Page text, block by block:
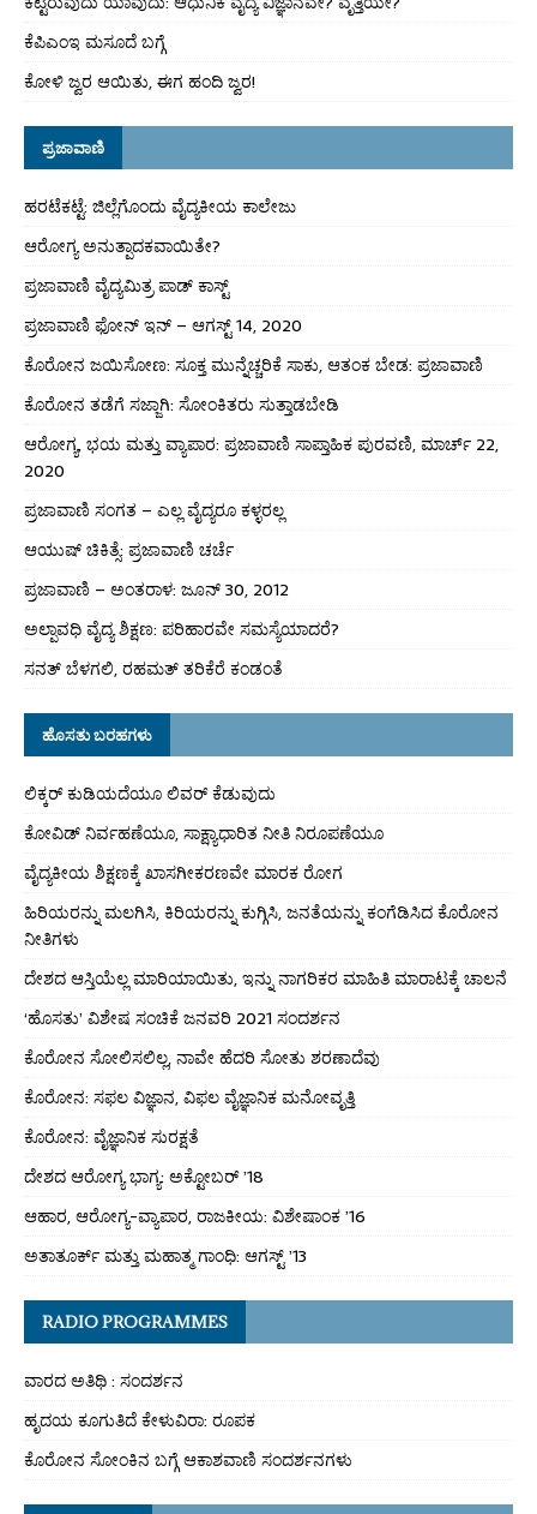
ಕೆಪಿಎಂಇ ಮಸೂದೆ ಬಗ್ಗೆ
ಕೋಳಿ ಜ್ವರ ಆಯಿತು, ಈಗ ಹಂದಿ ಜ್ವರ!
ಪ್ರಜಾವಾಣಿ
ಹರಟೆಕಟ್ಟೆ: ಜಿಲ್ಲೆಗೊಂದು ವೈದ್ಯಕೀಯ ಕಾಲೇಜು
ಆರೋಗ್ಯ ಅನುತ್ಪಾದಕವಾಯಿತೇ?
ಪ್ರಜಾವಾಣಿ ವೈದ್ಯಮಿತ್ರ ಪಾಡ್ ಕಾಸ್ಟ್
ಪ್ರಜಾವಾಣಿ ಫೋನ್ ಇನ್ – ಆಗಸ್ಟ್ 14, 2020
ಕೊರೋನ ಜಯಿಸೋಣ: ಸೂಕ್ತ ಮುನ್ನೆಚ್ಚರಿಕೆ ಸಾಕು, ಆತಂಕ ಬೇಡ: ಪ್ರಜಾವಾಣಿ
ಕೊರೋನ ತಡೆಗೆ ಸಜ್ಜಾಗಿ: ಸೋಂಕಿತರು ಸುತ್ತಾಡಬೇಡಿ
ಆರೋಗ್ಯ, ಭಯ ಮತ್ತು ವ್ಯಾಪಾರ: ಪ್ರಜಾವಾಣಿ ಸಾಪ್ತಾಹಿಕ ಪುರವಣಿ, ಮಾರ್ಚ್ 22,
2020
ಪ್ರಜಾವಾಣಿ ಸಂಗತ – ಎಲ್ಲ ವೈದ್ಯರೂ ಕಳ್ಳರಲ್ಲ
ಆಯುಷ್ ಚಿಕಿತ್ಸೆ: ಪ್ರಜಾವಾಣಿ ಚರ್ಚೆ
ಪ್ರಜಾವಾಣಿ – ಅಂತರಾಳ: ಜೂನ್ 30, 2012
ಅಲ್ಪಾವಧಿ ವೈದ್ಯ ಶಿಕ್ಷಣ: ಪರಿಹಾರವೇ ಸಮಸ್ಯೆಯಾದರೆ?
ಸನತ್ ಬೆಳಗಲಿ, ರಹಮತ್ ತರಿಕೆರೆ ಕಂಡಂತೆ
ಹೊಸತು ಬರಹಗಳು
ಲಿಕ್ಕರ್ ಕುಡಿಯದೆಯೂ ಲಿವರ್ ಕೆಡುವುದು
ಕೋವಿಡ್ ನಿರ್ವಹಣೆಯೂ, ಸಾಕ್ಷ್ಯಾಧಾರಿತ ನೀತಿ ನಿರೂಪಣೆಯೂ
ವೈದ್ಯಕೀಯ ಶಿಕ್ಷಣಕ್ಕೆ ಖಾಸಗೀಕರಣವೇ ಮಾರಕ ರೋಗ
ಹಿರಿಯರನ್ನು ಮಲಗಿಸಿ, ಕಿರಿಯರನ್ನು ಕುಗ್ಗಿಸಿ, ಜನತೆಯನ್ನು ಕಂಗೆಡಿಸಿದ ಕೊರೋನ
ನೀತಿಗಳು
ದೇಶದ ಆಸ್ತಿಯೆಲ್ಲ ಮಾರಿಯಾಯಿತು, ಇನ್ನು ನಾಗರಿಕರ ಮಾಹಿತಿ ಮಾರಾಟಕ್ಕೆ ಚಾಲನೆ
‘ಹೊಸತು’ ವಿಶೇಷ ಸಂಚಿಕೆ ಜನವರಿ 2021 ಸಂದರ್ಶನ
ಕೊರೋನ ಸೋಲಿಸಲಿಲ್ಲ, ನಾವೇ ಹೆದರಿ ಸೋತು ಶರಣಾದೆವು
ಕೊರೋನ: ಸಫಲ ವಿಜ್ಞಾನ, ವಿಫಲ ವೈಜ್ಞಾನಿಕ ಮನೋವೃತ್ತಿ
ಕೊರೋನ: ವೈಜ್ಞಾನಿಕ ಸುರಕ್ಷತೆ
ದೇಶದ ಆರೋಗ್ಯ ಭಾಗ್ಯ: ಅಕ್ಟೋಬರ್ ’18
ಆಹಾರ, ಆರೋಗ್ಯ-ವ್ಯಾಪಾರ, ರಾಜಕೀಯ: ವಿಶೇಷಾಂಕ ’16
ಅತಾತೂರ್ಕ್ ಮತ್ತು ಮಹಾತ್ಮ ಗಾಂಧಿ: ಆಗಸ್ಟ್ ’13
RADIO PROGRAMMES
ವಾರದ ಅತಿಥಿ : ಸಂದರ್ಶನ
ಹೃದಯ ಕೂಗುತಿದೆ ಕೇಳುವಿರಾ: ರೂಪಕ
ಕೊರೋನ ಸೋಂಕಿನ ಬಗ್ಗೆ ಆಕಾಶವಾಣಿ ಸಂದರ್ಶನಗಳು